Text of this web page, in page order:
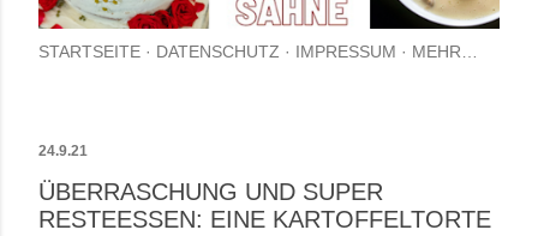
STARTSEITE DATENSCHUTZ IMPRESSUM MEHR…
24.9.21
ÜBERRASCHUNG UND SUPER
RESTEESSEN: EINE KARTOFFELTORTE